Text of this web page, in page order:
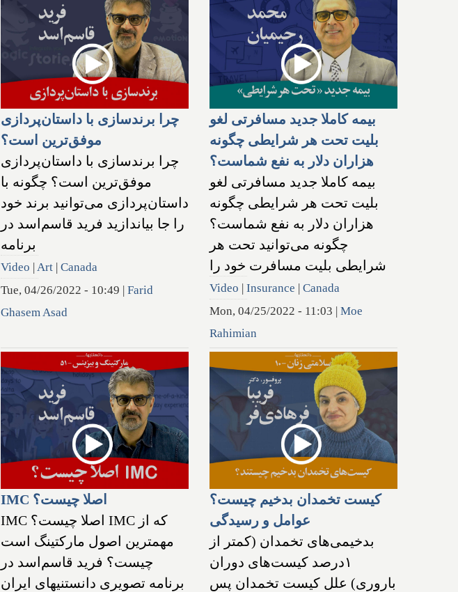
چرا برندسازی با داستان‌پردازی
موفق‌ترین است؟
چرا برندسازی با داستان‌پردازی
موفق‌ترین است؟ چگونه با
داستان‌پردازی می‌توانید برند خود
را جا بیاندازید فرید قاسم‌اسد در
برنامه
Video |Art | Canada
Tue, 04/26/2022 - 10:49 | Farid
Ghasem Asad
بیمه کاملا جدید مسافرتی لغو
بلیت تحت هر شرایطی چگونه
هزاران دلار به نفع شماست؟
بیمه کاملا جدید مسافرتی لغو
بلیت تحت هر شرایطی چگونه
هزاران دلار به نفع شماست؟
چگونه می‌توانید تحت هر
شرایطی بلیت مسافرت خود را
Video | Insurance | Canada
Mon, 04/25/2022 - 11:03 | Moe
Rahimian
IMC اصلا چیست؟
IMC اصلا چیست؟ IMC که از
مهمترین اصول مارکتینگ است
چیست؟ فرید قاسم‌اسد در
برنامه تصویری دانستنیهای ایران
کیست تخمدان بدخیم چیست؟
عوامل و رسیدگی
بدخیمی‌های تخمدان (کمتر از
۱درصد کیست‌های دوران
باروری) علل کیست تخمدان پس